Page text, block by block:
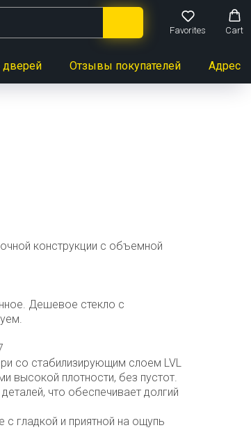
Favorites Cart
Отзывы покупателей Адреса
конструкции с объемной
Дешевое стекло с
со стабилизирующим слоем LVL
высокой плотности, без пустот.
что обеспечивает долгий
гладкой и приятной на ощупь